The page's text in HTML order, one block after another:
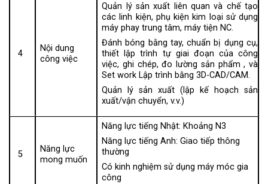
4
Nội dung
công việc
Quản lý sản xuất liên quan và chế tạo
các linh kiện, phụ kiện kim loại sử dụng
máy phay trung tâm, máy tiện NC.
Đánh bóng bằng tay, chuẩn bị dụng cụ,
thiết lập trình tự giai đoạn của công
việc, ghi chép, đo lường sản phẩm , và
Set work Lập trình bằng 3D-CAD/CAM.
Quản lý sản xuất (lập kế hoạch sản
xuất/vận chuyển, v.v.)
5
Năng lực
mong muốn
Năng lực tiếng Nhật: Khoảng N3
Năng lực tiếng Anh: Giao tiếp thông
thường
Có kinh nghiệm sử dụng máy móc gia
công